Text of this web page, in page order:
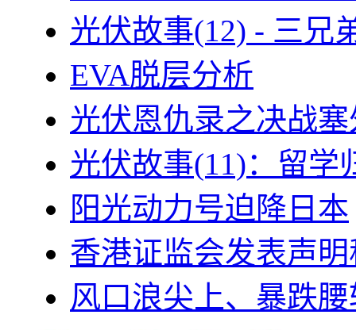
光伏故事(12) - 三兄
EVA脱层分析
光伏恩仇录之决战
光伏故事(11)：留学
阳光动力号迫降日本
香港证监会发表声
风口浪尖上、暴跌